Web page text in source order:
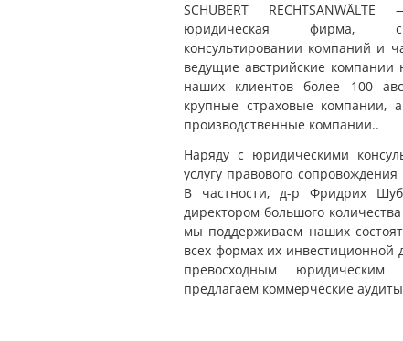
SCHUBERT
юридическая фирма,
консультировании компаний и
ведущие австрийские
наших клиентов более 100
крупные страховые компании,
производственные компании..
Наряду с юридическими
услугу правового
В частности, д-р Фридрих
директором большого
мы поддерживаем наших
всех формах их инвестиционной
превосходным
предлагаем коммерческие